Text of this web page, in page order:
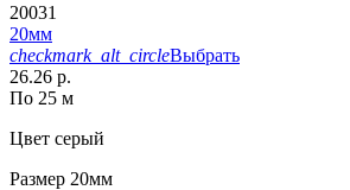
20031
20мм
checkmark_alt_circleВыбрать
26.26 р.
По 25 м
Цвет серый
Размер 20мм